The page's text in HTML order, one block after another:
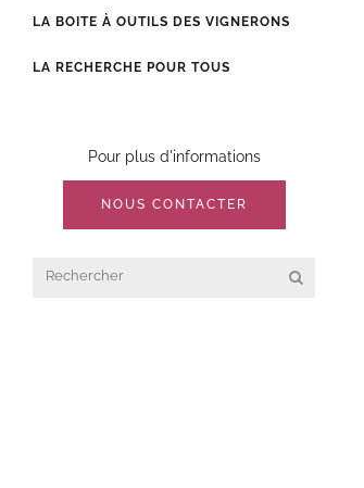
LA BOITE À OUTILS DES VIGNERONS
LA RECHERCHE POUR TOUS
Pour plus d'informations
NOUS CONTACTER